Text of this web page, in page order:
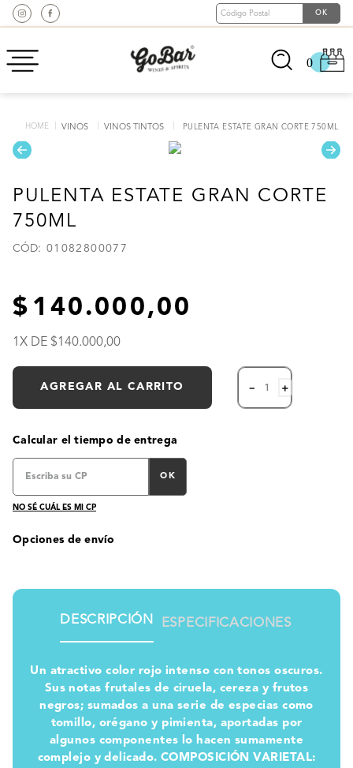
0
VINOS VINOS TINTOS PULENTA ESTATE GRAN CORTE 750ML
PULENTA ESTATE GRAN CORTE
750ML
: 01082800077
140.000,00
1 X DE 140.000,00
AGREGAR AL CARRITO ＋
－
Calcular el tiempo de entrega
OK
NO SÉ CUÁL ES MI CP
Opciones de envío
DESCRIPCIÓN ESPECIFICACIONES
Un atractivo color rojo intenso con tonos oscuros.
Sus notas frutales de ciruela, cereza y frutos
negros; sumados a una serie de especias como
tomillo, orégano y pimienta, aportadas por
algunos componentes lo hacen sumamente
complejo y delicado. COMPOSICIÓN VARIETAL: